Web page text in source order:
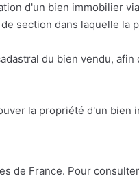
d'un bien immobilier
section dans laquelle la
du bien vendu, afin
la propriété d'un bien
de France. Pour